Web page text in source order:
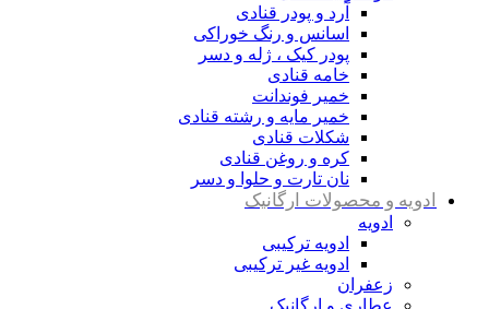
آرد و پودر قنادی
اسانس و رنگ خوراکی
پودر کیک ، ژله و دسر
خامه قنادی
خمیر فوندانت
خمیر مایه و رشته قنادی
شکلات قنادی
کره و روغن قنادی
نان تارت و حلوا و دسر
ادویه و محصولات ارگانیک
ادویه
ادویه ترکیبی
ادویه غیر ترکیبی
زعفران
عطاری و ارگانیک